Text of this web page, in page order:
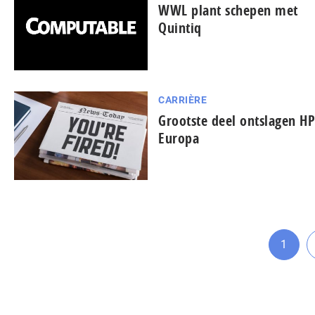
WWL plant schepen met
Quintiq
CARRIÈRE
Grootste deel ontslagen
Europa
Ga
1